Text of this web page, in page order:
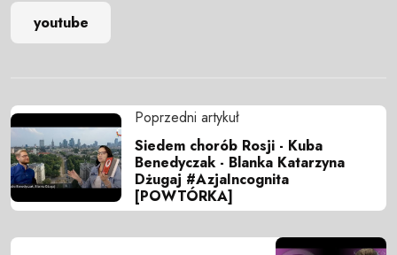
youtube
Poprzedni artykuł
Siedem chorób Rosji - Kuba
Benedyczak - Blanka Katarzyna
Dżugaj #AzjaIncognita
[POWTÓRKA]